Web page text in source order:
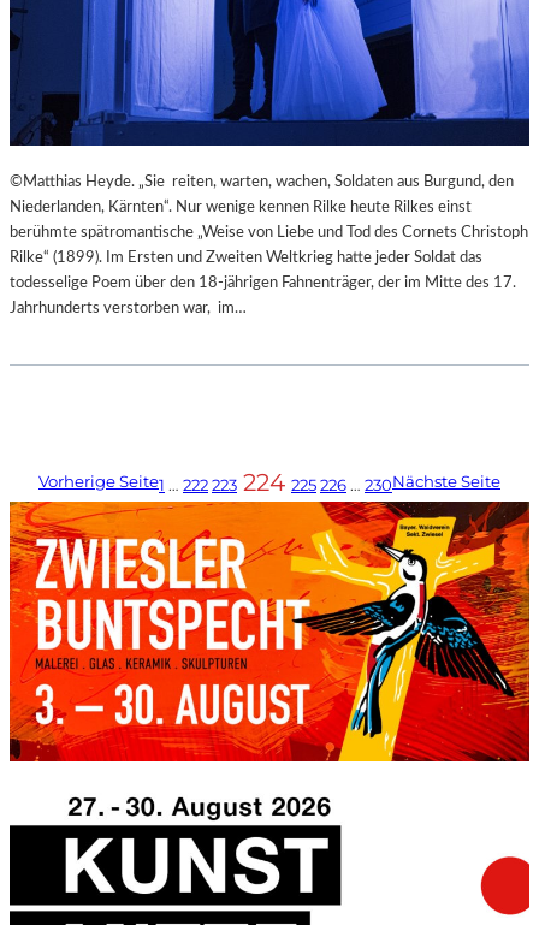
©Matthias Heyde. „Sie reiten, warten, wachen, Soldaten aus Burgund, den
Niederlanden, Kärnten“. Nur wenige kennen Rilke heute Rilkes einst
berühmte spätromantische „Weise von Liebe und Tod des Cornets Christoph
Rilke“ (1899). Im Ersten und Zweiten Weltkrieg hatte jeder Soldat das
todesselige Poem über den 18-jährigen Fahnenträger, der im Mitte des 17.
Jahrhunderts verstorben war, im…
Vorherige Seite1 … 222223 224 225226 … 230Nächste Seite